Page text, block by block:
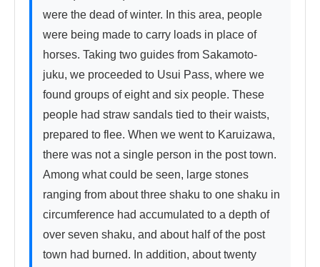
were the dead of winter. In this area, people
were being made to carry loads in place of
horses. Taking two guides from Sakamoto-
juku, we proceeded to Usui Pass, where we
found groups of eight and six people. These
people had straw sandals tied to their waists,
prepared to flee. When we went to Karuizawa,
there was not a single person in the post town.
Among what could be seen, large stones
ranging from about three shaku to one shaku in
circumference had accumulated to a depth of
over seven shaku, and about half of the post
town had burned. In addition, about twenty